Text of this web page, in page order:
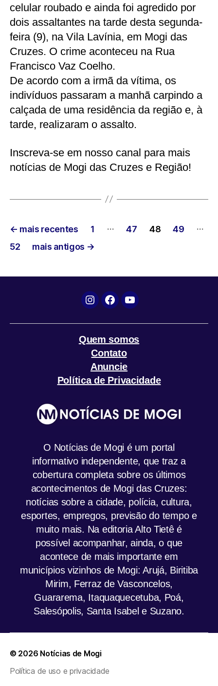
celular roubado e ainda foi agredido por
dois assaltantes na tarde desta segunda-
feira (9), na Vila Lavínia, em Mogi das
Cruzes. O crime aconteceu na Rua
Francisco Vaz Coelho.
De acordo com a irmã da vítima, os
indivíduos passaram a manhã carpindo a
calçada de uma residência da região e, à
tarde, realizaram o assalto.
Inscreva-se em nosso canal para mais
notícias de Mogi das Cruzes e Região!
Paginação
de
← mais recentes 1 … 47 48 49
…
52
mais antigos →
Instagram
FacebookYouTube
Quem somos
Contato
Anuncie
Política de Privacidade
O Notícias de Mogi é um portal
informativo independente, que traz a
cobertura completa sobre os últimos
acontecimentos de Mogi das Cruzes:
notícias sobre a cidade, polícia, cultura,
esportes, empregos, previsão do tempo e
muito mais. Na editoria Alto Tietê é
possível acompanhar, ainda, o que
acontece de mais importante em
municípios vizinhos de Mogi: Arujá, Biritiba
Mirim, Ferraz de Vasconcelos,
Guararema, Itaquaquecetuba, Poá,
Salesópolis, Santa Isabel e Suzano.
© 2026 Notícias de Mogi
Política de uso e privacidade